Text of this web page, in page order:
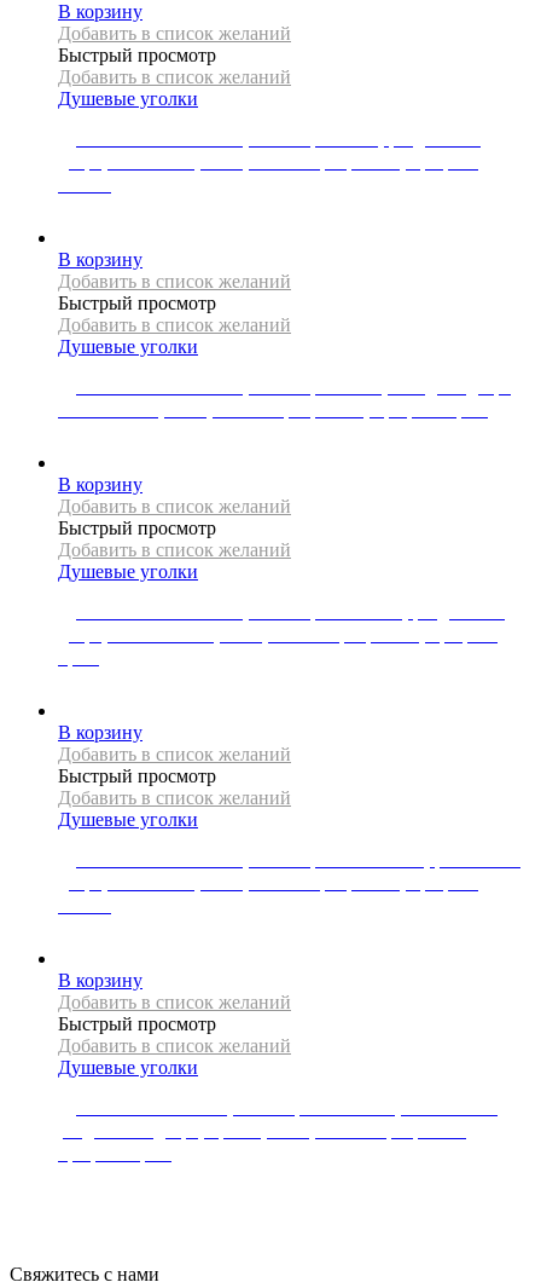
В корзину
Добавить в список желаний
Быстрый просмотр
Добавить в список желаний
Душевые уголки
В корзину
Добавить в список желаний
Быстрый просмотр
Добавить в список желаний
Душевые уголки
В корзину
Добавить в список желаний
Быстрый просмотр
Добавить в список желаний
Душевые уголки
В корзину
Добавить в список желаний
Быстрый просмотр
Добавить в список желаний
Душевые уголки
В корзину
Добавить в список желаний
Быстрый просмотр
Добавить в список желаний
Душевые уголки
Свяжитесь с нами